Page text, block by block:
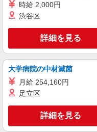
派遣社員 紹介予定派遣
【楽天
月給
給（規定あり） ゜+゜
○。・゜+
を紹介頂
○。・゜+
東京
紹介予定派遣
株式会社シエロ
時給 2,000円
渋谷区
詳細を見る
大学病院の中材滅菌
月給 254,160円
足立区
詳細を見る